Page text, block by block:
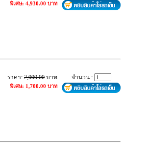
พิเศษ: 4,930.00 บาท
ราคา:2,000.00 บาท
พิเศษ: 1,700.00 บาท
จำนวน :